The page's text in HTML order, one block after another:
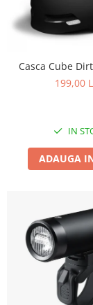
Casca Cube
199,00
IN
ADAUGA